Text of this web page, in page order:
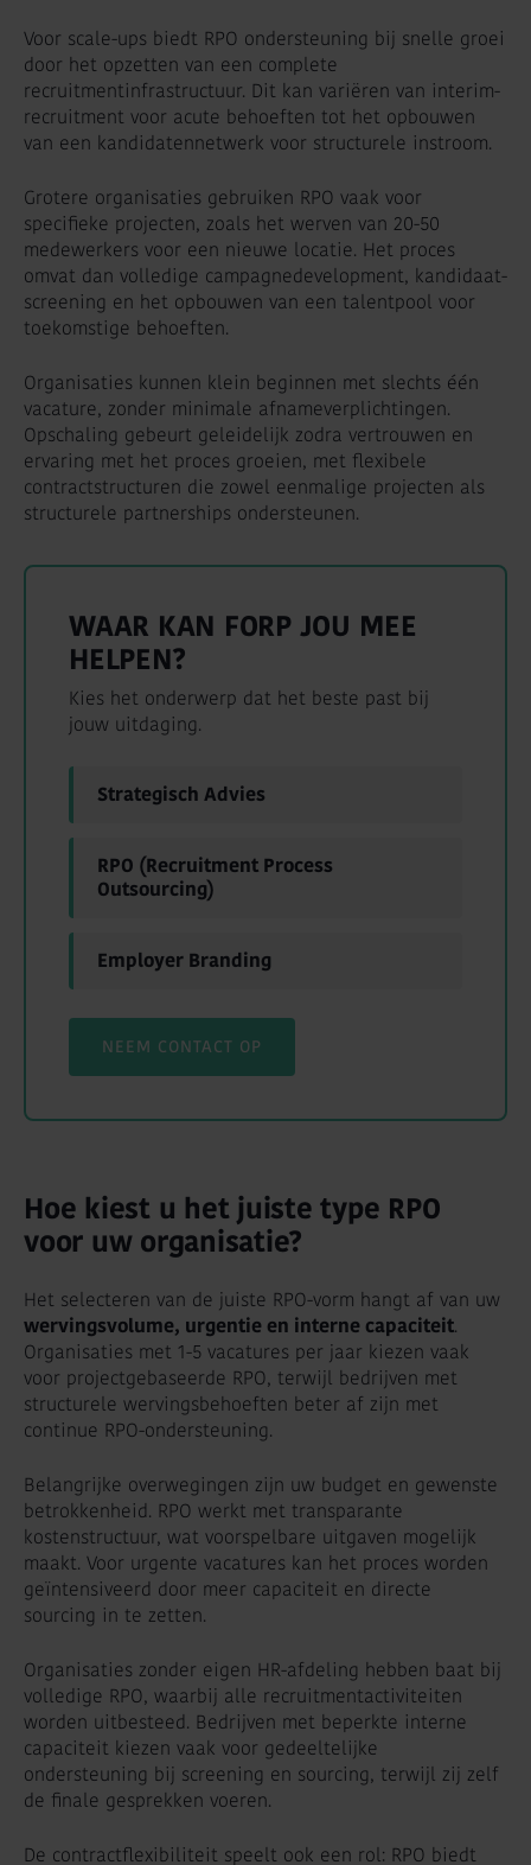
Voor scale-ups biedt RPO ondersteuning bij snelle groei
door het opzetten van een complete
recruitmentinfrastructuur. Dit kan variëren van interim-
recruitment voor acute behoeften tot het opbouwen
van een kandidatennetwerk voor structurele instroom.
Grotere organisaties gebruiken RPO vaak voor
specifieke projecten, zoals het werven van 20-50
medewerkers voor een nieuwe locatie. Het proces
omvat dan volledige campagnedevelopment, kandidaat­
screening en het opbouwen van een talentpool voor
toekomstige behoeften.
Organisaties kunnen klein beginnen met slechts één
vacature, zonder minimale afnameverplichtingen.
Opschaling gebeurt geleidelijk zodra vertrouwen en
ervaring met het proces groeien, met flexibele
contractstructuren die zowel eenmalige projecten als
structurele partnerships ondersteunen.
WAAR KAN FORP JOU MEE
HELPEN?
Kies het onderwerp dat het beste past bij
jouw uitdaging.
Strategisch Advies
RPO (Recruitment Process
Outsourcing)
Employer Branding
NEEM CONTACT OP
Hoe kiest u het juiste type RPO
voor uw organisatie?
Het selecteren van de juiste RPO-vorm hangt af van uw
wervingsvolume, urgentie en interne capaciteit.
Organisaties met 1-5 vacatures per jaar kiezen vaak
voor projectgebaseerde RPO, terwijl bedrijven met
structurele wervingsbehoeften beter af zijn met
continue RPO-ondersteuning.
Belangrijke overwegingen zijn uw budget en gewenste
betrokkenheid. RPO werkt met transparante
kostenstructuur, wat voorspelbare uitgaven mogelijk
maakt. Voor urgente vacatures kan het proces worden
geïntensiveerd door meer capaciteit en directe
sourcing in te zetten.
Organisaties zonder eigen HR-afdeling hebben baat bij
volledige RPO, waarbij alle recruitmentactiviteiten
worden uitbesteed. Bedrijven met beperkte interne
capaciteit kiezen vaak voor gedeeltelijke
ondersteuning bij screening en sourcing, terwijl zij zelf
de finale gesprekken voeren.
De contractflexibiliteit speelt ook een rol: RPO biedt